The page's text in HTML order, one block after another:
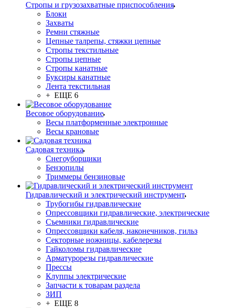
Стропы и грузозахватные приспособления
Блоки
Захваты
Ремни стяжные
Цепные талрепы, стяжки цепные
Стропы текстильные
Стропы цепные
Стропы канатные
Буксиры канатные
Лента текстильная
+ ЕЩЕ 6
Весовое оборудование
Весы платформенные электронные
Весы крановые
Садовая техника
Снегоуборщики
Бензопилы
Триммеры бензиновые
Гидравлический и электрический инструмент
Трубогибы гидравлические
Опрессовщики гидравлические, электрические
Съемники гидравлические
Опрессовщики кабеля, наконечников, гильз
Секторные ножницы, кабелерезы
Гайколомы гидравлические
Арматурорезы гидравлические
Прессы
Клуппы электрические
Запчасти к товарам раздела
ЗИП
+ ЕЩЕ 8